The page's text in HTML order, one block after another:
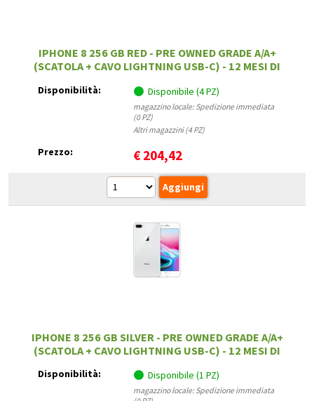
IPHONE 8 256 GB RED - PRE OWNED GRADE A/A+
(SCATOLA + CAVO LIGHTNING USB-C) - 12 MESI DI
Disponibilità: Disponibile (4 PZ)
magazzino locale: Spedizione immediata
(0 PZ)
Altri magazzini (4 PZ)
Prezzo: €204,42
IPHONE 8 256 GB SILVER - PRE OWNED GRADE A/A+
(SCATOLA + CAVO LIGHTNING USB-C) - 12 MESI DI
Disponibilità: Disponibile (1 PZ)
magazzino locale: Spedizione immediata